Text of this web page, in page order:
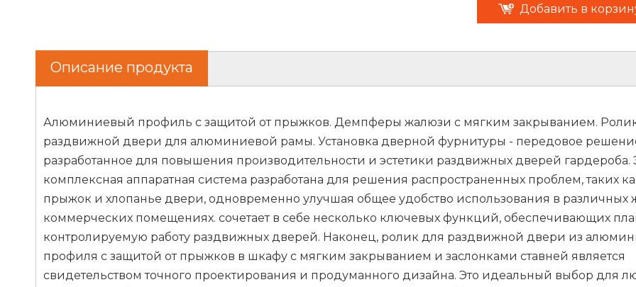
Добавить в
Описание продукта
Алюминиевый профиль с защитой от прыжков. Демпферы жалюзи с мягким закрыванием.
раздвижной двери для алюминиевой рамы. Установка дверной фурнитуры - передовое
разработанное для повышения производительности и эстетики раздвижных дверей гардероба.
комплексная аппаратная система разработана для решения распространенных проблем, таких
прыжок и хлопанье двери, одновременно улучшая общее удобство использования в различных
коммерческих помещениях. сочетает в себе несколько ключевых функций, обеспечивающих
контролируемую работу раздвижных дверей. Наконец, ролик для раздвижной двери из
профиля с защитой от прыжков в шкафу с мягким закрыванием и заслонками ставней является
свидетельством точного проектирования и продуманного дизайна. Это идеальный выбор для